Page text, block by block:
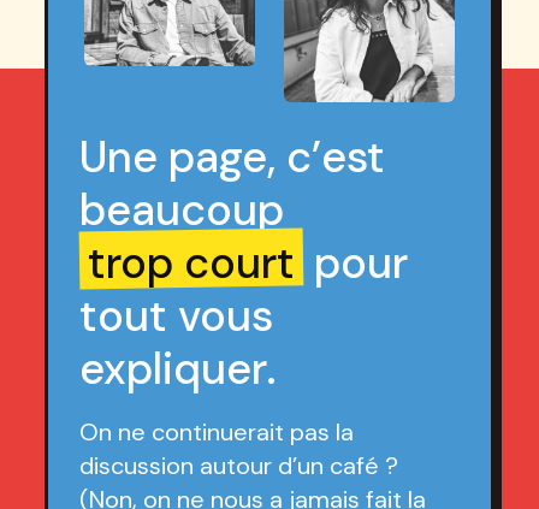
Une page, c’est
beaucoup
trop courtpour
tout vous
expliquer.
On ne continuerait pas la
discussion autour d’un café ?
(Non, on ne nous a jamais fait la